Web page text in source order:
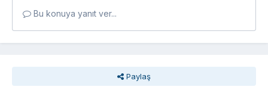
Bu konuya yanıt ver...
Paylaş